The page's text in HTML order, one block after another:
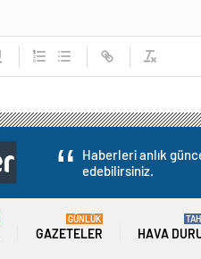
Haberleri anlık
edebilirsiniz.
GAZETELER
GÜNLÜK
HAVA